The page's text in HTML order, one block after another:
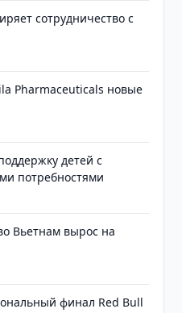
сотрудничество с
Pharmaceuticals новые
детей с
потребностями
Вьетнам вырос на
финал Red Bull